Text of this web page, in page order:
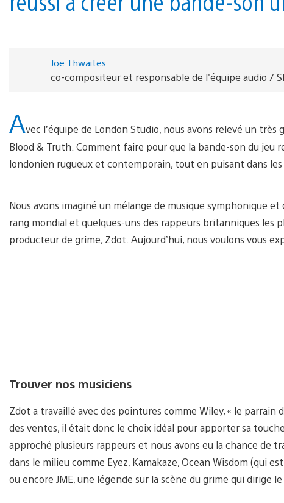
Joe Thwaites
co-compositeur et responsable de l'équipe audio /
Avec l’équipe de London Studio, nous avons relevé un très
Blood & Truth. Comment faire pour que la bande-son du
londonien rugueux et contemporain, tout en puisant dans les
Nous avons imaginé un mélange de musique symphonique
rang mondial et quelques-uns des rappeurs britanniques les
producteur de grime, Zdot. Aujourd’hui, nous voulons vous
Trouver nos musiciens
Zdot a travaillé avec des pointures comme Wiley, « le
des ventes, il était donc le choix idéal pour apporter sa
approché plusieurs rappeurs et nous avons eu la chance de
dans le milieu comme Eyez, Kamakaze, Ocean Wisdom (qui
ou encore JME, une légende sur la scène du grime qui dirige